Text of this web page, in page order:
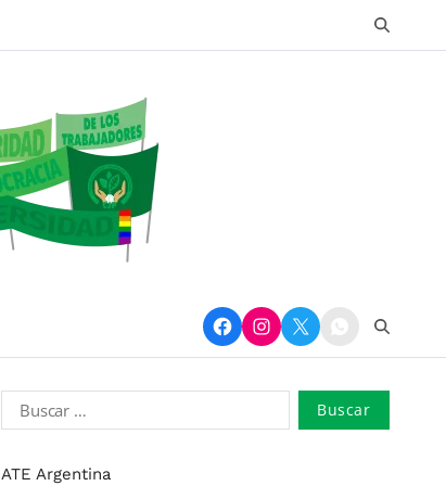
ATE Argentina